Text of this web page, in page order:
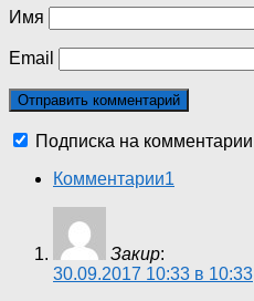
Имя
Email
Подписка на комментарии
Комментарии1
Закир:
30.09.2017 10:33 в 10:33